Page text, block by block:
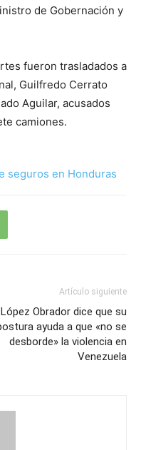
de Gobernación y
fueron trasladados a
Guilfredo Cerrato
Aguilar, acusados
camiones.
seguros en Honduras
Artículo siguiente
López Obrador dice que su
ayuda a que «no se
desborde» la violencia en
Venezuela